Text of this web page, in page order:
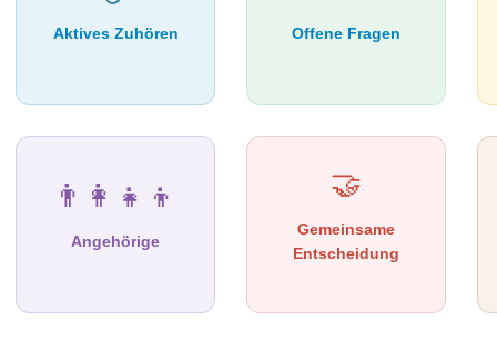
Aktives Zuhören Offene Fragen
👨‍👩‍👧‍👦
Angehörige
🤝
Gemeinsame
Entscheidung